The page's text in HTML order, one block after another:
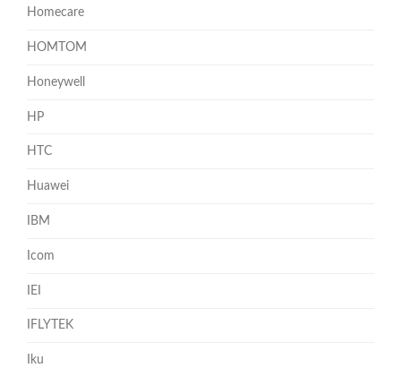
Homecare
HOMTOM
Honeywell
HP
HTC
Huawei
IBM
Icom
IEI
IFLYTEK
Iku